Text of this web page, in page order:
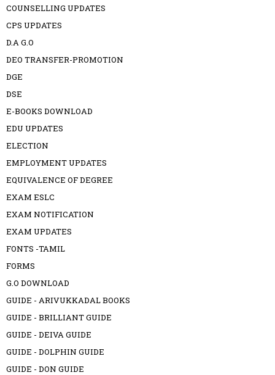
COUNSELLING UPDATES
CPS UPDATES
D.A G.O
DEO TRANSFER-PROMOTION
DGE
DSE
E-BOOKS DOWNLOAD
EDU UPDATES
ELECTION
EMPLOYMENT UPDATES
EQUIVALENCE OF DEGREE
EXAM ESLC
EXAM NOTIFICATION
EXAM UPDATES
FONTS -TAMIL
FORMS
G.O DOWNLOAD
GUIDE - ARIVUKKADAL BOOKS
GUIDE - BRILLIANT GUIDE
GUIDE - DEIVA GUIDE
GUIDE - DOLPHIN GUIDE
GUIDE - DON GUIDE